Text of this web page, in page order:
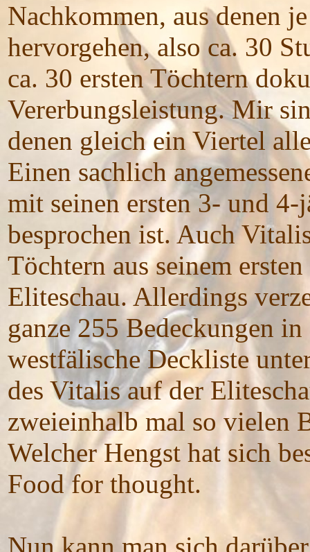
Nachkommen, aus denen
hervorgehen, also ca. 30
ca. 30 ersten Töchtern
Vererbungsleistung. Mir
denen gleich ein Viertel
Einen sachlich
mit seinen ersten 3- und
besprochen ist. Auch
Töchtern aus seinem
Eliteschau. Allerdings
ganze 255 Bedeckungen
westfälische Deckliste
des Vitalis auf der
zweieinhalb mal so vielen
Welcher Hengst hat sich
Food for thought.